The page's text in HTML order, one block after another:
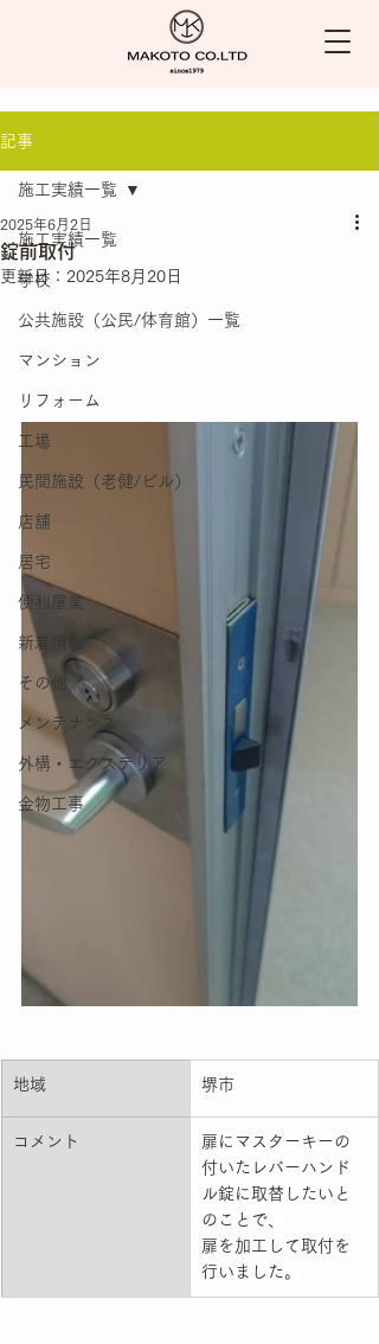
記事
施工実績一覧
学校
公共施設（公民/体育館）一覧
マンション
リフォーム
工場
民間施設（老健/ビル）
店舗
居宅
便利屋業
新着情報
その他
メンテナンス
外構・エクステリア
金物工事
施工実績一覧
錠前取付
2025年6月2日
更新日： 2025年8月20日
地域 堺市
コメント
扉にマスターキーの
付いたレバーハンド
ル錠に取替したいと
のことで、
扉を加工して取付を
行いました。